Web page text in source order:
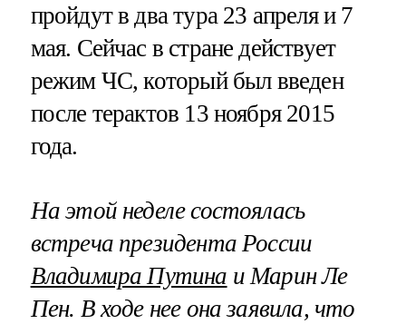
пройдут в два тура 23 апреля и 7
мая. Сейчас в стране действует
режим ЧС, который был введен
после терактов 13 ноября 2015
года.
На этой неделе состоялась
встреча президента России
Владимира Путина и Марин Ле
Пен. В ходе нее она заявила, что